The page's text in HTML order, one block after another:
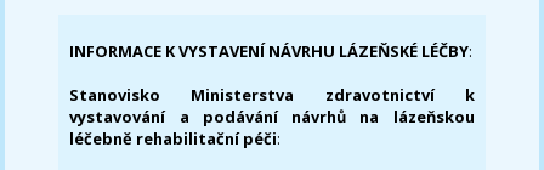
INFORMACE K VYSTAVENÍ NÁVRHU LÁZEŇSKÉ LÉČBY:
Stanovisko Ministerstva zdravotnictví k
vystavování a podávání návrhů na lázeňskou
léčebně rehabilitační péči: